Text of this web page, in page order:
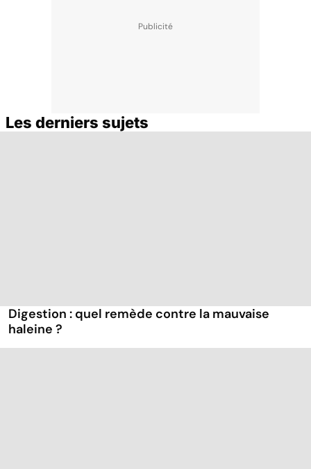
Les derniers sujets
Digestion : quel remède contre la mauvaise
haleine ?